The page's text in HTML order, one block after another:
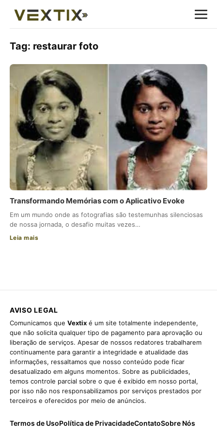
Tag: restaurar foto
Transformando Memórias com o Aplicativo Evoke
Em um mundo onde as fotografias são testemunhas silenciosas
de nossa jornada, o desafio muitas vezes…
Leia mais
AVISO LEGAL
Comunicamos que Vextix é um site totalmente independente,
que não solicita qualquer tipo de pagamento para aprovação ou
liberação de serviços. Apesar de nossos redatores trabalharem
continuamente para garantir a integridade e atualidade das
informações, ressaltamos que nosso conteúdo pode ficar
desatualizado em alguns momentos. Sobre as publicidades,
temos controle parcial sobre o que é exibido em nosso portal,
por isso não nos responsabilizamos por serviços prestados por
terceiros e oferecidos por meio de anúncios.
Termos de UsoPolítica de PrivacidadeContatoSobre Nós